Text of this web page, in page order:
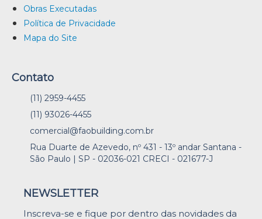
Obras Executadas
Política de Privacidade
Mapa do Site
Contato
(11) 2959-4455
(11) 93026-4455
comercial@faobuilding.com.br
Rua Duarte de Azevedo, nº 431 - 13º andar Santana -
São Paulo | SP - 02036-021 CRECI - 021677-J
NEWSLETTER
Inscreva-se e fique por dentro das novidades da